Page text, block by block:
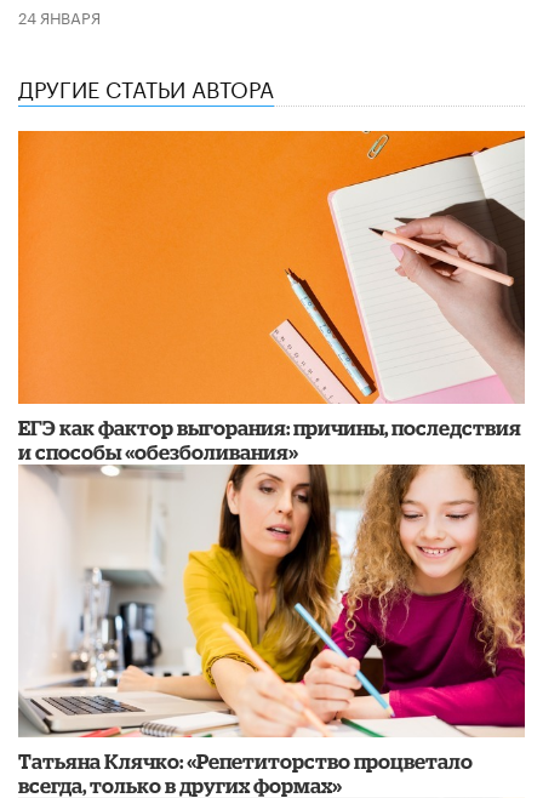
24 ЯНВАРЯ
ДРУГИЕ СТАТЬИ АВТОРА
​ЕГЭ как фактор выгорания: причины, последствия
и способы «обезболивания»
​Татьяна Клячко: «Репетиторство процветало
всегда, только в других формах»